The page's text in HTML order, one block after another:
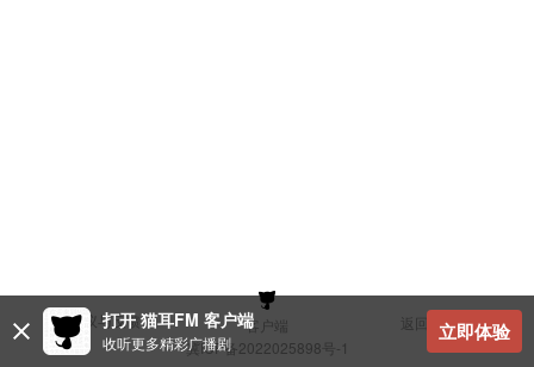
建议与反馈 客户端
返回顶部
冀ICP备2022025898号-1
打开 猫耳FM 客户端
收听更多精彩广播剧 立即体验